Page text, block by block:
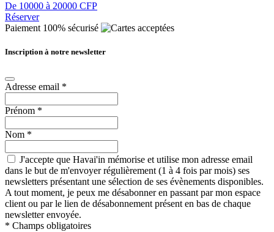
De 10000 à 20000 CFP
Réserver
Paiement 100% sécurisé
Inscription à notre newsletter
Adresse email *
Prénom *
Nom *
J'accepte que Havai'in mémorise et utilise mon adresse email
dans le but de m'envoyer régulièrement (1 à 4 fois par mois) ses
newsletters présentant une sélection de ses évènements disponibles.
A tout moment, je peux me désabonner en passant par mon espace
client ou par le lien de désabonnement présent en bas de chaque
newsletter envoyée.
* Champs obligatoires